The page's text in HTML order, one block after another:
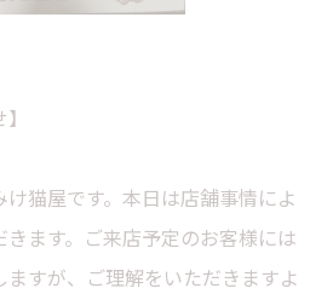
猫屋です。本日は店舗事情によ
ます。ご来店予定のお客様には
すが、ご理解をいただきますよ